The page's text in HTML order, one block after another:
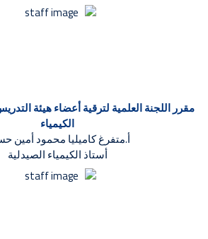
مقرر اللجنة العلمية لترقية أعضاء هيئة
الكيمياء
أ.متفرغ كاميليا محمود أمين
أستاذ الكيمياء الصيدلية